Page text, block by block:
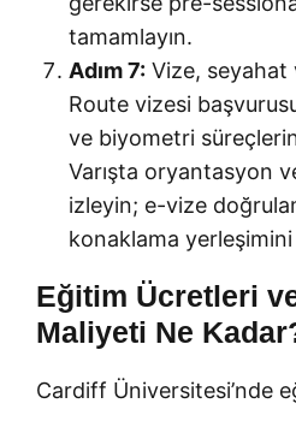
tamamlayın.
Adım 7: Vize, seyahat
Route vizesi
ve biyometri
Varışta oryantasyon
izleyin; e-vize
konaklama yerleşimini
Eğitim Ücretleri
Maliyeti Ne
Cardiff Üniversitesi’nde